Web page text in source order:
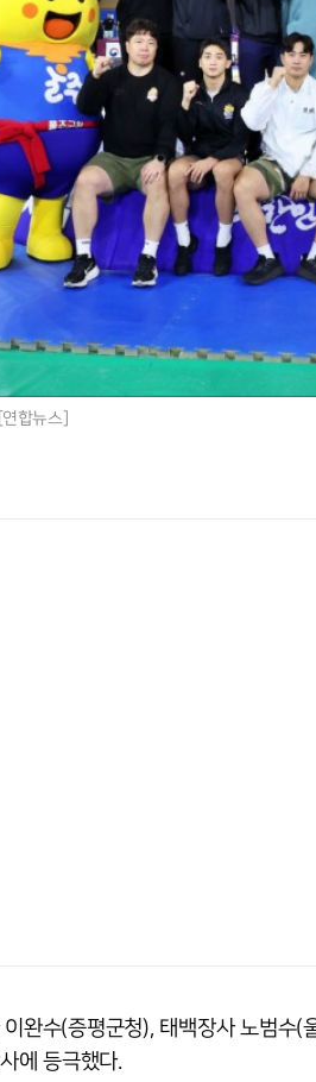
합뉴스]
완수(증평군청), 태백장사 노범수
에 등극했다.